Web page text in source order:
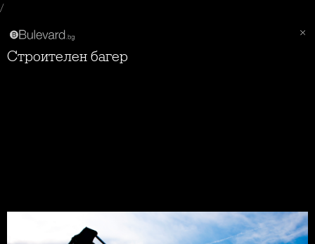
/
Строителен багер